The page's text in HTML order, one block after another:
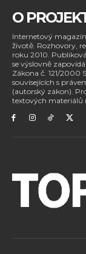
O
Internetový
životě. Rozhovory,
roku 2010.
se výslovně
Zákona č. 121/2000
souvisejících s
(autorský zákon).
textových materiálů